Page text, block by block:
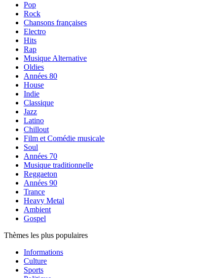
Pop
Rock
Chansons françaises
Electro
Hits
Rap
Musique Alternative
Oldies
Années 80
House
Indie
Classique
Jazz
Latino
Chillout
Film et Comédie musicale
Soul
Années 70
Musique traditionnelle
Reggaeton
Années 90
Trance
Heavy Metal
Ambient
Gospel
Thèmes les plus populaires
Informations
Culture
Sports